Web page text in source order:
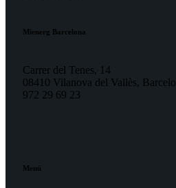
Mienerg Barcelona
Carrer del Tenes, 14
08410 Vilanova del Vallès,
972 29 69 23
Menú